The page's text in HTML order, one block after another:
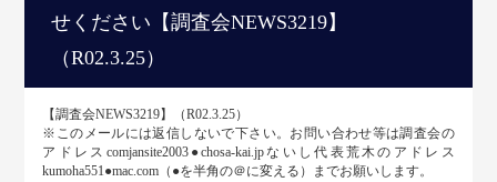
せください【調査会NEWS3219】
（R02.3.25）
【調査会NEWS3219】（R02.3.25）
※このメールには返信しないで下さい。お問い合わせ等は調査会の
アドレスcomjansite2003●chosa-kai.jpないし代表荒木のアドレス
kumoha551●mac.com（●を半角の＠に変える）までお願いします。